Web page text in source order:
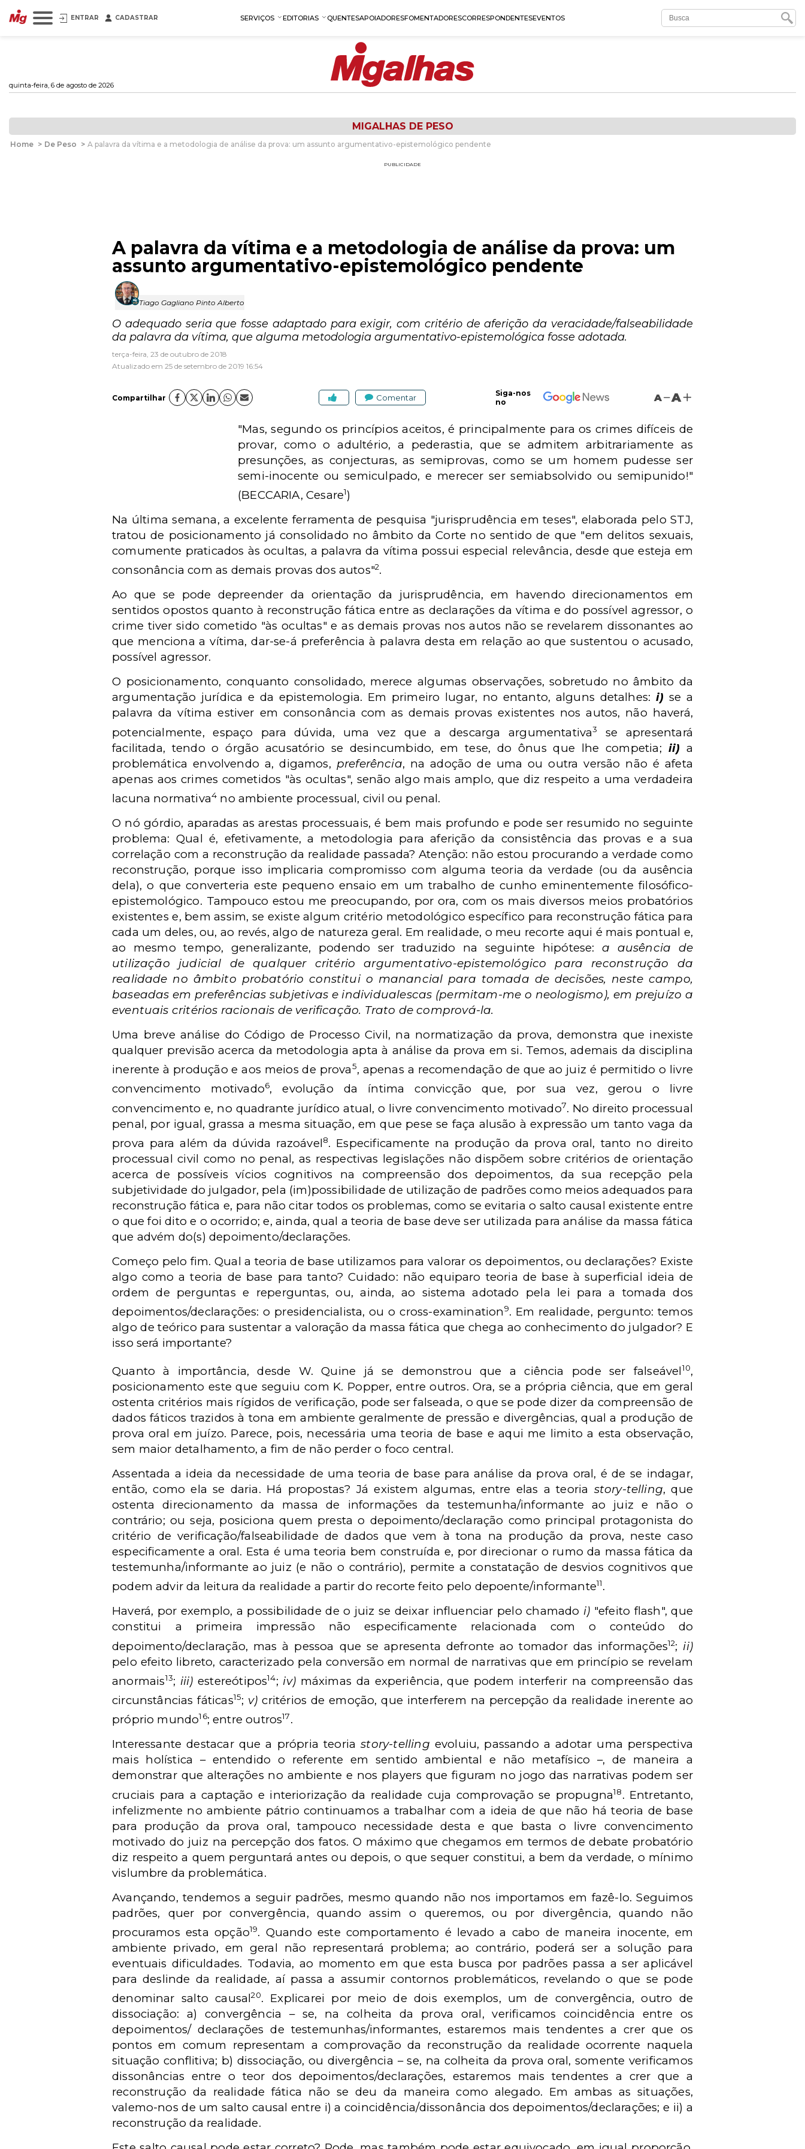
ENTRAR CADASTRAR SERVIÇOS EDITORIAS QUENTESAPOIADORESFOMENTADORESCORRESPONDENTESEVENTOS
quinta-feira, 6 de agosto de 2026
MIGALHAS DE PESO
Home > De Peso > A palavra da vítima e a metodologia de análise da prova: um assunto argumentativo-epistemológico pendente
PUBLICIDADE
A palavra da vítima e a metodologia de análise da prova: um
assunto argumentativo-epistemológico pendente
Tiago Gagliano Pinto Alberto
O adequado seria que fosse adaptado para exigir, com critério de aferição da veracidade/falseabilidade
da palavra da vítima, que alguma metodologia argumentativo-epistemológica fosse adotada.
terça-feira, 23 de outubro de 2018
Atualizado em 25 de setembro de 2019 16:54
Compartilhar Comentar
Siga-nos
no
A A
"Mas, segundo os princípios aceitos, é principalmente para os crimes difíceis de
provar, como o adultério, a pederastia, que se admitem arbitrariamente as
presunções, as conjecturas, as semiprovas, como se um homem pudesse ser
semi-inocente ou semiculpado, e merecer ser semiabsolvido ou semipunido!"
(BECCARIA, Cesare1)
Na última semana, a excelente ferramenta de pesquisa "jurisprudência em teses", elaborada pelo STJ,
tratou de posicionamento já consolidado no âmbito da Corte no sentido de que "em delitos sexuais,
comumente praticados às ocultas, a palavra da vítima possui especial relevância, desde que esteja em
consonância com as demais provas dos autos"2.
Ao que se pode depreender da orientação da jurisprudência, em havendo direcionamentos em
sentidos opostos quanto à reconstrução fática entre as declarações da vítima e do possível agressor, o
crime tiver sido cometido "às ocultas" e as demais provas nos autos não se revelarem dissonantes ao
que menciona a vítima, dar-se-á preferência à palavra desta em relação ao que sustentou o acusado,
possível agressor.
O posicionamento, conquanto consolidado, merece algumas observações, sobretudo no âmbito da
argumentação jurídica e da epistemologia. Em primeiro lugar, no entanto, alguns detalhes: i) se a
palavra da vítima estiver em consonância com as demais provas existentes nos autos, não haverá,
potencialmente, espaço para dúvida, uma vez que a descarga argumentativa3
se apresentará
facilitada, tendo o órgão acusatório se desincumbido, em tese, do ônus que lhe competia; ii) a
problemática envolvendo a, digamos, preferência, na adoção de uma ou outra versão não é afeta
apenas aos crimes cometidos "às ocultas", senão algo mais amplo, que diz respeito a uma verdadeira
lacuna normativa4 no ambiente processual, civil ou penal.
O nó górdio, aparadas as arestas processuais, é bem mais profundo e pode ser resumido no seguinte
problema: Qual é, efetivamente, a metodologia para aferição da consistência das provas e a sua
correlação com a reconstrução da realidade passada? Atenção: não estou procurando a verdade como
reconstrução, porque isso implicaria compromisso com alguma teoria da verdade (ou da ausência
dela), o que converteria este pequeno ensaio em um trabalho de cunho eminentemente filosófico-
epistemológico. Tampouco estou me preocupando, por ora, com os mais diversos meios probatórios
existentes e, bem assim, se existe algum critério metodológico específico para reconstrução fática para
cada um deles, ou, ao revés, algo de natureza geral. Em realidade, o meu recorte aqui é mais pontual e,
ao mesmo tempo, generalizante, podendo ser traduzido na seguinte hipótese: a ausência de
utilização judicial de qualquer critério argumentativo-epistemológico para reconstrução da
realidade no âmbito probatório constitui o manancial para tomada de decisões, neste campo,
baseadas em preferências subjetivas e individualescas (permitam-me o neologismo), em prejuízo a
eventuais critérios racionais de verificação. Trato de comprová-la.
Uma breve análise doCódigo de Processo Civil, na normatização da prova, demonstra que inexiste
qualquer previsão acerca da metodologia apta à análise da prova em si. Temos, ademais da disciplina
inerente à produção e aos meios de prova5, apenas a recomendação de que ao juiz é permitido o livre
convencimento motivado6, evolução da íntima convicção que, por sua vez, gerou o livre
convencimento e, no quadrante jurídico atual, o livre convencimento motivado7. No direito processual
penal, por igual, grassa a mesma situação, em que pese se faça alusão à expressão um tanto vaga da
prova para além da dúvida razoável8. Especificamente na produção da prova oral, tanto no direito
processual civil como no penal, as respectivas legislações não dispõem sobre critérios de orientação
acerca de possíveis vícios cognitivos na compreensão dos depoimentos, da sua recepção pela
subjetividade do julgador, pela (im)possibilidade de utilização de padrões como meios adequados para
reconstrução fática e, para não citar todos os problemas, como se evitaria o salto causal existente entre
o que foi dito e o ocorrido; e, ainda, qual a teoria de base deve ser utilizada para análise da massa fática
que advém do(s) depoimento/declarações.
Começo pelo fim. Qual a teoria de base utilizamos para valorar os depoimentos, ou declarações? Existe
algo como a teoria de base para tanto? Cuidado: não equiparo teoria de base à superficial ideia de
ordem de perguntas e reperguntas, ou, ainda, ao sistema adotado pela lei para a tomada dos
depoimentos/declarações: o presidencialista, ou o cross-examination9. Em realidade, pergunto: temos
algo de teórico para sustentar a valoração da massa fática que chega ao conhecimento do julgador? E
isso será importante?
Quanto à importância, desde W. Quine já se demonstrou que a ciência pode ser falseável10,
posicionamento este que seguiu com K. Popper, entre outros. Ora, se a própria ciência, que em geral
ostenta critérios mais rígidos de verificação, pode ser falseada, o que se pode dizer da compreensão de
dados fáticos trazidos à tona em ambiente geralmente de pressão e divergências, qual a produção de
prova oral em juízo. Parece, pois, necessária uma teoria de base e aqui me limito a esta observação,
sem maior detalhamento, a fim de não perder o foco central.
Assentada a ideia da necessidade de uma teoria de base para análise da prova oral, é de se indagar,
então, como ela se daria. Há propostas? Já existem algumas, entre elas a teoria story-telling, que
ostenta direcionamento da massa de informações da testemunha/informante ao juiz e não o
contrário; ou seja, posiciona quem presta o depoimento/declaração como principal protagonista do
critério de verificação/falseabilidade de dados que vem à tona na produção da prova, neste caso
especificamente a oral. Esta é uma teoria bem construída e, por direcionar o rumo da massa fática da
testemunha/informante ao juiz (e não o contrário), permite a constatação de desvios cognitivos que
podem advir da leitura da realidade a partir do recorte feito pelo depoente/informante11.
Haverá, por exemplo, a possibilidade de o juiz se deixar influenciar pelo chamado i) "efeito flash", que
constitui a primeira impressão não especificamente relacionada com o conteúdo do
depoimento/declaração, mas à pessoa que se apresenta defronte ao tomador das informações12; ii)
pelo efeito libreto, caracterizado pela conversão em normal de narrativas que em princípio se revelam
anormais13; iii) estereótipos14; iv)máximas da experiência, que podem interferir na compreensão das
circunstâncias fáticas15; v) critérios de emoção, que interferem na percepção da realidade inerente ao
próprio mundo16; entre outros17.
Interessante destacar que a própria teoriastory-telling evoluiu, passando a adotar uma perspectiva
mais holística – entendido o referente em sentido ambiental e não metafísico –, de maneira a
demonstrar que alterações no ambiente e nos players que figuram no jogo das narrativas podem ser
cruciais para a captação e interiorização da realidade cuja comprovação se propugna18. Entretanto,
infelizmente no ambiente pátrio continuamos a trabalhar com a ideia de que não há teoria de base
para produção da prova oral, tampouco necessidade desta e que basta o livre convencimento
motivado do juiz na percepção dos fatos. O máximo que chegamos em termos de debate probatório
diz respeito a quem perguntará antes ou depois, o que sequer constitui, a bem da verdade, o mínimo
vislumbre da problemática.
Avançando, tendemos a seguir padrões, mesmo quando não nos importamos em fazê-lo. Seguimos
padrões, quer por convergência, quando assim o queremos, ou por divergência, quando não
procuramos esta opção19. Quando este comportamento é levado a cabo de maneira inocente, em
ambiente privado, em geral não representará problema; ao contrário, poderá ser a solução para
eventuais dificuldades. Todavia, ao momento em que esta busca por padrões passa a ser aplicável
para deslinde da realidade, aí passa a assumir contornos problemáticos, revelando o que se pode
denominar salto causal20. Explicarei por meio de dois exemplos, um de convergência, outro de
dissociação: a) convergência – se, na colheita da prova oral, verificamos coincidência entre os
depoimentos/ declarações de testemunhas/informantes, estaremos mais tendentes a crer que os
pontos em comum representam a comprovação da reconstrução da realidade ocorrente naquela
situação conflitiva; b) dissociação, ou divergência – se, na colheita da prova oral, somente verificamos
dissonâncias entre o teor dos depoimentos/declarações, estaremos mais tendentes a crer que a
reconstrução da realidade fática não se deu da maneira como alegado. Em ambas as situações,
valemo-nos de um salto causal entre i) a coincidência/dissonância dos depoimentos/declarações; e ii) a
reconstrução da realidade.